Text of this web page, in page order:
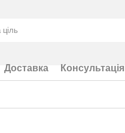
Доставка Консультація